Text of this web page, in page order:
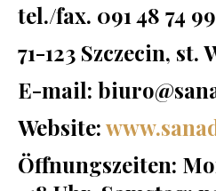
tel./fax. 091 48 74
71-123 Szczecin, st.
E-mail:
Website:
Öffnungszeiten: